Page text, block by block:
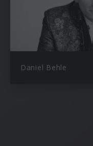
Daniel Behle